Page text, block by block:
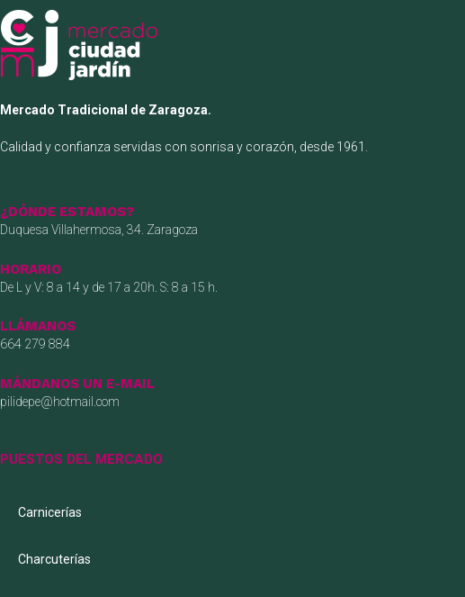
Mercado Tradicional de Zaragoza.
Calidad y confianza servidas con sonrisa y corazón, desde 1961.
¿DÓNDE ESTAMOS?
Duquesa Villahermosa, 34. Zaragoza
HORARIO
De L y V: 8 a 14 y de 17 a 20h. S: 8 a 15 h.
LLÁMANOS
664 279 884
MÁNDANOS UN E-MAIL
pilidepe@hotmail.com
PUESTOS DEL MERCADO
Carnicerías
Charcuterías